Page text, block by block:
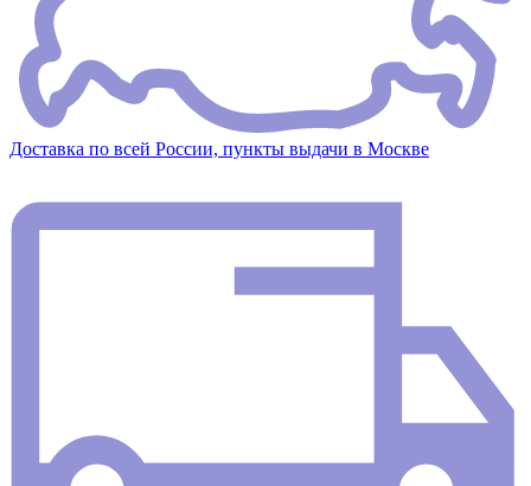
Доставка по всей России, пункты выдачи в Москве